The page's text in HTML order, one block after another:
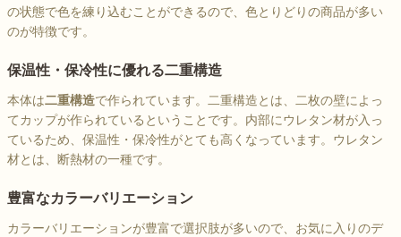
の状態で色を練り込むことができるので、色とりどりの商品が多い
のが特徴です。
保温性・保冷性に優れる二重構造
本体は二重構造で作られています。二重構造とは、二枚の壁によっ
てカップが作られているということです。内部にウレタン材が入っ
ているため、保温性・保冷性がとても高くなっています。ウレタン
材とは、断熱材の一種です。
豊富なカラーバリエーション
カラーバリエーションが豊富で選択肢が多いので、お気に入りのデ